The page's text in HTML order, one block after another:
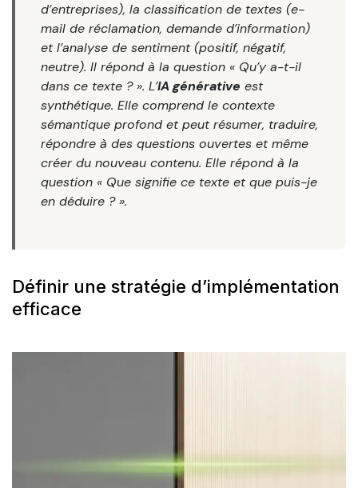
d’entreprises), la classification de textes (e-
mail de réclamation, demande d’information)
et l’analyse de sentiment (positif, négatif,
neutre). Il répond à la question « Qu’y a-t-il
dans ce texte ? ». L’IA générative est
synthétique. Elle comprend le contexte
sémantique profond et peut résumer, traduire,
répondre à des questions ouvertes et même
créer du nouveau contenu. Elle répond à la
question « Que signifie ce texte et que puis-je
en déduire ? ».
Définir une stratégie d’implémentation
efficace